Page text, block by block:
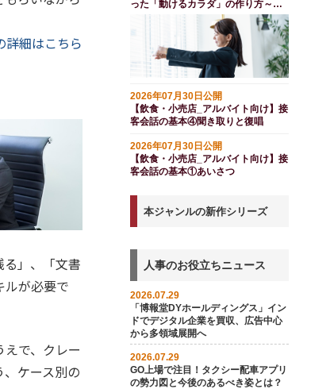
詳細はこちら
」、「文書
ルが必要で
で、クレー
ケース別の
った「動けるカラダ」の作り方～フ
レイル対策
2026年07月30日公開
【飲食・小売店_アルバイト向け】接
客会話の基本④聞き取りと復唱
2026年07月30日公開
【飲食・小売店_アルバイト向け】接
客会話の基本①あいさつ
本ジャンルの新作シリーズ
人事のお役立ちニュース
2026.07.29
「博報堂DYホールディングス」イン
ドでデジタル企業を買収、広告中心
から多領域展開へ
2026.07.29
GO上場で注目！タクシー配車アプリ
の勢力図と今後のあるべき姿とは？